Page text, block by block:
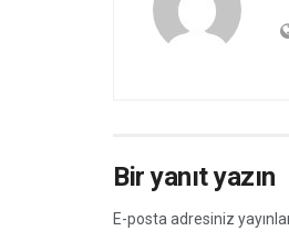
Bir yanıt yazın
E-posta adresiniz